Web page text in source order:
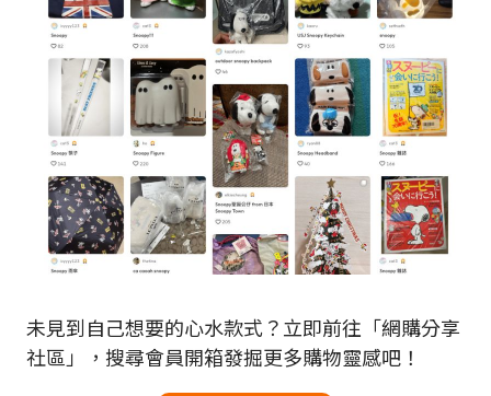
未見到自己想要的心水款式？立即前往「網購分享
社區」，搜尋會員開箱發掘更多購物靈感吧！